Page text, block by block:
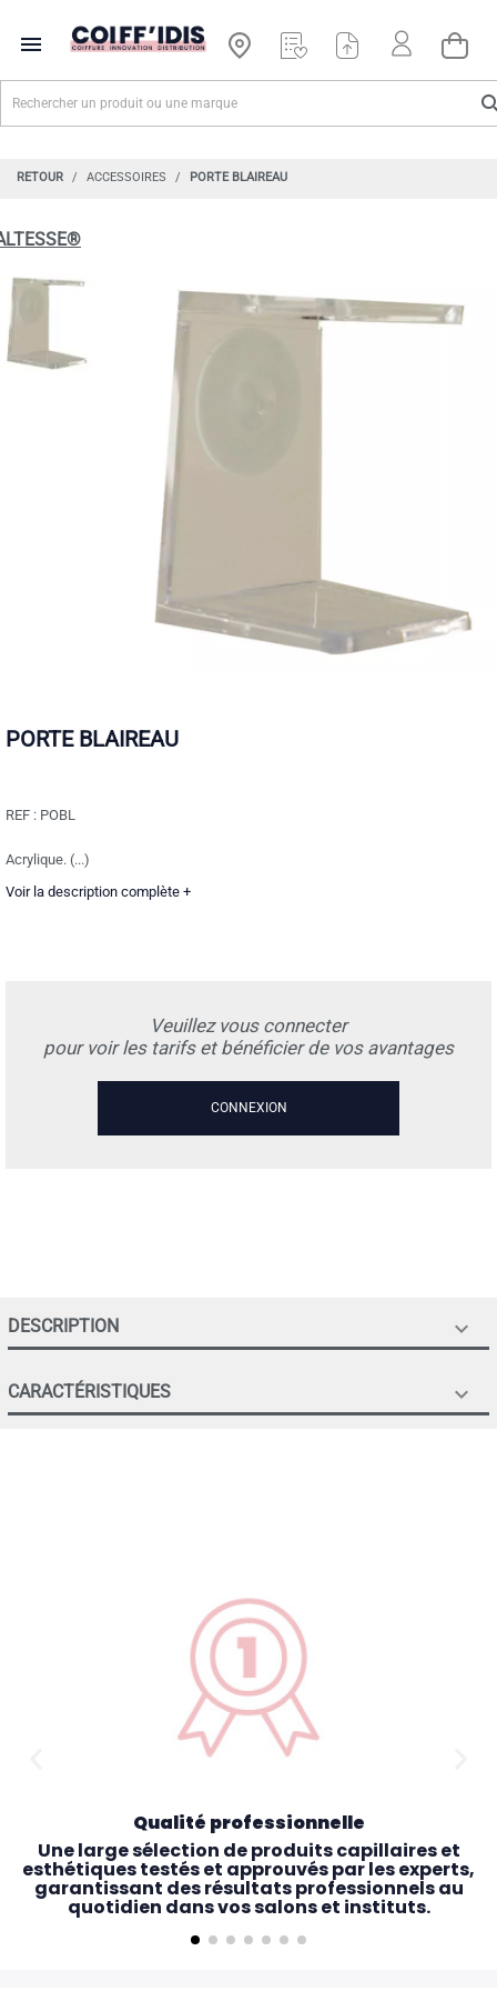

RETOUR ACCESSOIRES PORTE BLAIREAU
PORTE BLAIREAU
REF : POBL
Acrylique. (...)
Voir la description complète +
Veuillez vous connecter
pour voir les tarifs et bénéficier de vos avantages
CONNEXION
DESCRIPTION 
CARACTÉRISTIQUES 
Qualité professionnelle
Une large sélection de produits capillaires et
esthétiques testés et approuvés par les experts,
garantissant des résultats professionnels au
quotidien dans vos salons et instituts.